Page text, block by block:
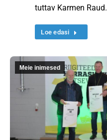
tuttav Karmen Raud.
Loe edasi
Meie inimesed